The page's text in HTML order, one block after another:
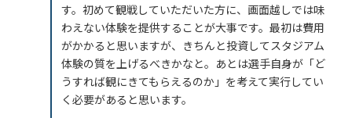
す。初めて観戦していただいた方に、画面越しでは味
わえない体験を提供することが大事です。最初は費用
がかかると思いますが、きちんと投資してスタジアム
体験の質を上げるべきかなと。あとは選手自身が「ど
うすれば観にきてもらえるのか」を考えて実行してい
く必要があると思います。